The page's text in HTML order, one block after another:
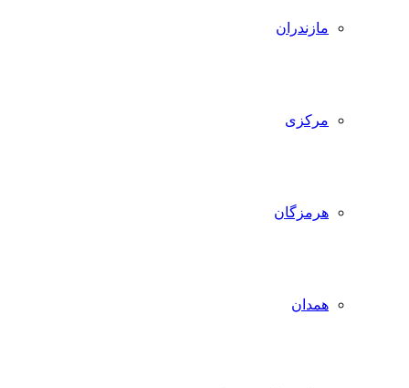
مازندران
مرکزی
هرمزگان
همدان